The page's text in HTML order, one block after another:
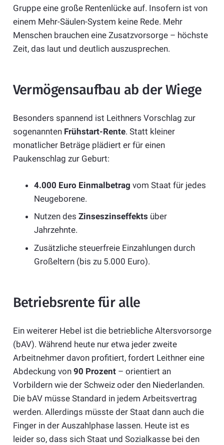
Gruppe eine große Rentenlücke auf. Insofern ist von
einem Mehr-Säulen-System keine Rede. Mehr
Menschen brauchen eine Zusatzvorsorge – höchste
Zeit, das laut und deutlich auszusprechen.
Vermögensaufbau ab der Wiege
Besonders spannend ist Leithners Vorschlag zur
sogenannten Frühstart-Rente. Statt kleiner
monatlicher Beträge plädiert er für einen
Paukenschlag zur Geburt:
4.000 Euro Einmalbetrag vom Staat für jedes
Neugeborene.
Nutzen des Zinseszinseffekts über
Jahrzehnte.
Zusätzliche steuerfreie Einzahlungen durch
Großeltern (bis zu 5.000 Euro).
Betriebsrente für alle
Ein weiterer Hebel ist die betriebliche Altersvorsorge
(bAV). Während heute nur etwa jeder zweite
Arbeitnehmer davon profitiert, fordert Leithner eine
Abdeckung von 90 Prozent– orientiert an
Vorbildern wie der Schweiz oder den Niederlanden.
Die bAV müsse Standard in jedem Arbeitsvertrag
werden. Allerdings müsste der Staat dann auch die
Finger in der Auszahlphase lassen. Heute ist es
leider so, dass sich Staat und Sozialkasse bei den